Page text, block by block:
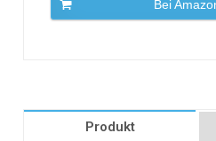
Bei
Produkt